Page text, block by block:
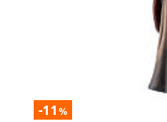
-11 %